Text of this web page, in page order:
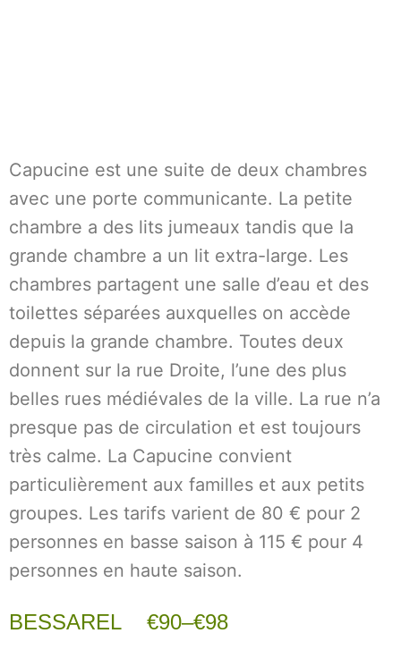
Capucine est une suite de deux chambres
avec une porte communicante. La petite
chambre a des lits jumeaux tandis que la
grande chambre a un lit extra-large. Les
chambres partagent une salle d’eau et des
toilettes séparées auxquelles on accède
depuis la grande chambre. Toutes deux
donnent sur la rue Droite, l’une des plus
belles rues médiévales de la ville. La rue n’a
presque pas de circulation et est toujours
très calme. La Capucine convient
particulièrement aux familles et aux petits
groupes. Les tarifs varient de 80 € pour 2
personnes en basse saison à 115 € pour 4
personnes en haute saison.
BESSAREL €90–€98